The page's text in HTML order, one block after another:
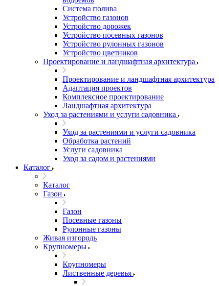
Система полива
Устройство газонов
Устройство дорожек
Устройство посевных газонов
Устройство рулонных газонов
Устройство цветников
Проектирование и ландшафтная архитектура
Проектирование и ландшафтная архитектура
Адаптация проектов
Комплексное проектирование
Ландшафтная архитектура
Уход за растениями и услуги садовника
Уход за растениями и услуги садовника
Обработка растений
Услуги садовника
Уход за садом и растениями
Каталог
Каталог
Газон
Газон
Посевные газоны
Рулонные газоны
Живая изгородь
Крупномеры
Крупномеры
Лиственные деревья